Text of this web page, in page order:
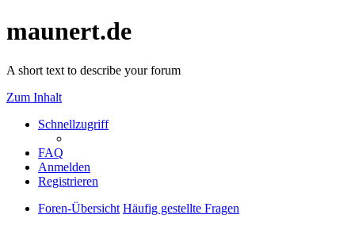
maunert.de
A short text to describe your forum
Zum Inhalt
Schnellzugriff
FAQ
Anmelden
Registrieren
Foren-Übersicht Häufig gestellte Fragen